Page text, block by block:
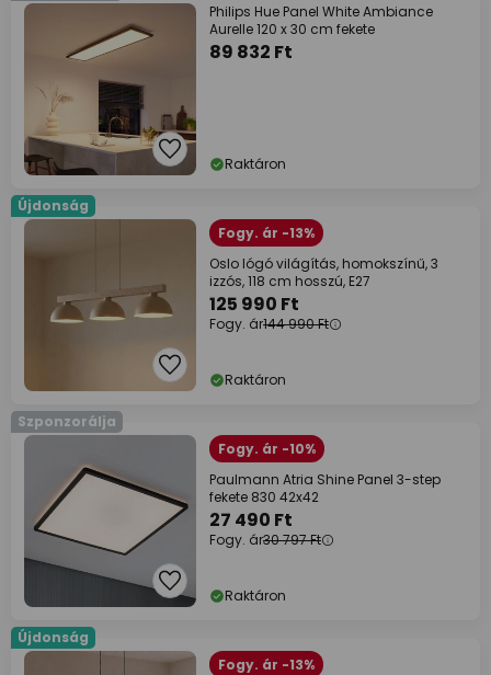
Philips Hue Panel White Ambiance
Aurelle 120 x 30 cm fekete
89 832 Ft
Raktáron
Újdonság
Fogy. ár -13%
Oslo lógó világítás, homokszínű, 3
izzós, 118 cm hosszú, E27
125 990 Ft
Fogy. ár144 990 Ft
Raktáron
Szponzorálja
Fogy. ár -10%
Paulmann Atria Shine Panel 3-step
fekete 830 42x42
27 490 Ft
Fogy. ár30 797 Ft
Raktáron
Újdonság
Fogy. ár -13%